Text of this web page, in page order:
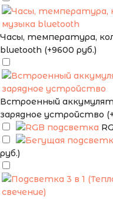
Часы, температура,
bluetooth (+9600 руб.)
Встроенный
зарядное устройство
руб.)